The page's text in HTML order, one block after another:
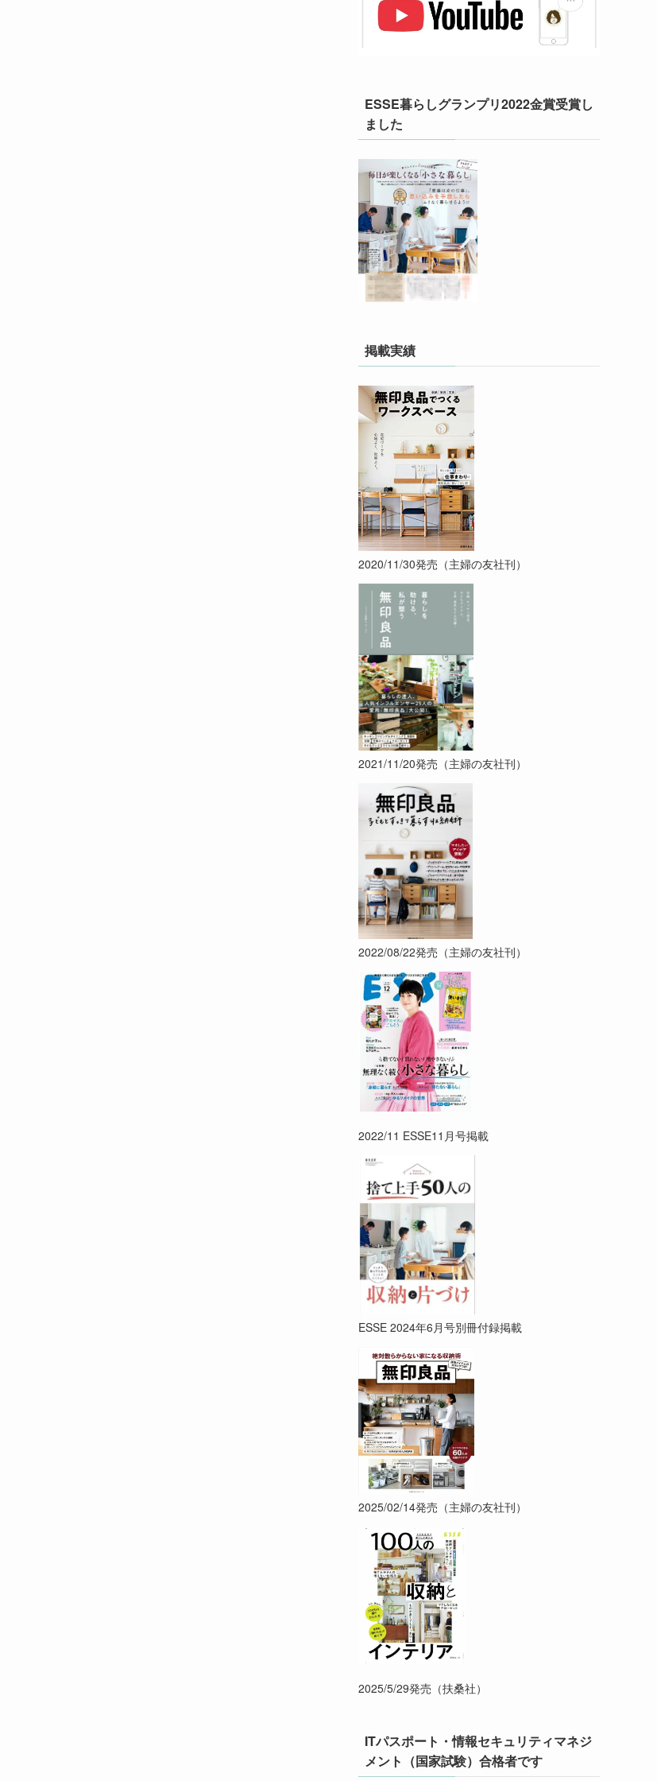
ESSE暮らしグランプリ2022金賞受賞し
ました
掲載実績
2020/11/30発売（主婦の友社刊）
2021/11/20発売（主婦の友社刊）
2022/08/22発売（主婦の友社刊）
2022/11 ESSE11月号掲載
ESSE 2024年6月号別冊付録掲載
2025/02/14発売（主婦の友社刊）
2025/5/29発売（扶桑社）
ITパスポート・情報セキュリティマネジ
メント（国家試験）合格者です